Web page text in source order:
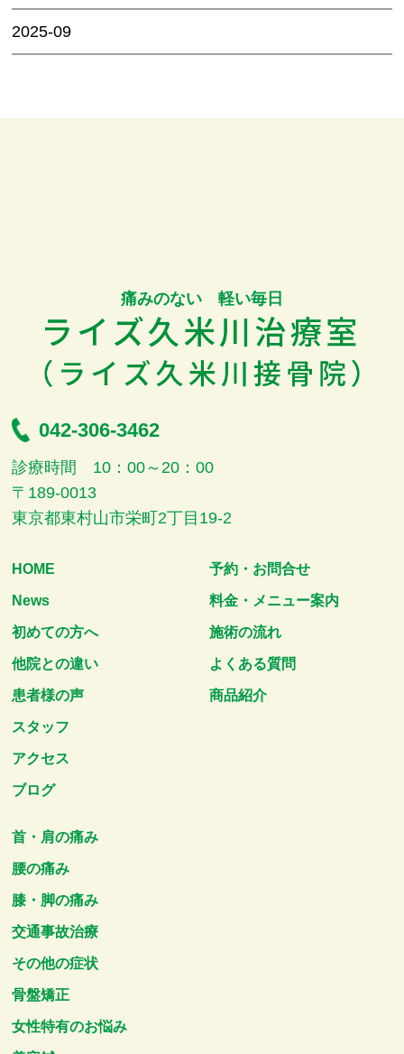
2025-09
痛みのない 軽い毎日
042-306-3462
診療時間 10：00～20：00
〒189-0013
東京都東村山市栄町2丁目19-2
HOME
News
初めての方へ
他院との違い
患者様の声
スタッフ
アクセス
ブログ
予約・お問合せ
料金・メニュー案内
施術の流れ
よくある質問
商品紹介
首・肩の痛み
腰の痛み
膝・脚の痛み
交通事故治療
その他の症状
骨盤矯正
女性特有のお悩み